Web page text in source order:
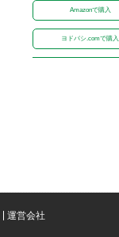
Amazonで購入
ヨドバシ.comで購入
運営会社